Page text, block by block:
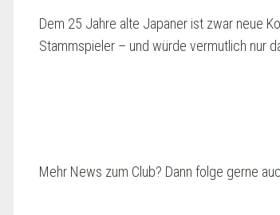
Dem 25 Jahre alte Japaner ist zwar neue
Stammspieler – und würde vermutlich nur
Mehr News zum Club? Dann folge gerne